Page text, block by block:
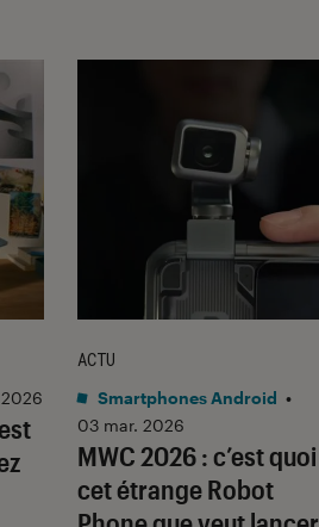
MWC 2026 : c’est quoi
cet étrange Robot
ACTU
Smartphones Android •
03 mar. 2026